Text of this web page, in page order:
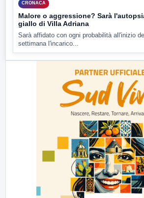
CRONACA
Malore o aggressione? Sarà
giallo di Villa Adriana
Sarà affidato con ogni probabilità all'inizio
settimana l'incarico...